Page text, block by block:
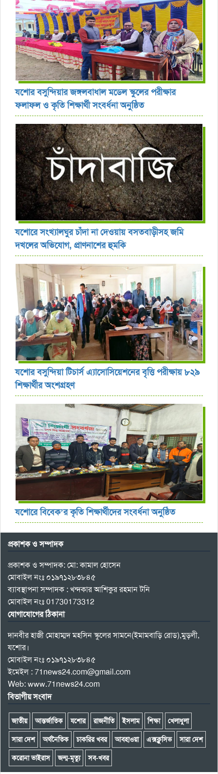
যশোর বসুন্দিয়ার জঙ্গলবাধাল মডেল স্কুলের পরীক্ষার
ফলাফল ও কৃতি শিক্ষার্থী সংবর্ধনা অনুষ্ঠিত
যশোরে সংখ্যালঘুর চাঁদা না দেওয়ায় বসতবাড়ীসহ জমি
দখলের অভিযোগ, প্রাণনাশের হুমকি
যশোর বসুন্দিয়া টিচার্স এ্যাসোসিয়েশনের বৃত্তি পরীক্ষায় ৮২৯
শিক্ষার্থীর অংশগ্রহণ
যশোরে বিবেক’র কৃতি শিক্ষার্থীদের সংবর্ধনা অনুষ্ঠিত
প্রকাশক ও সম্পাদক
প্রকাশক ও সম্পাদক: মো: কামাল হোসেন
মোবাইল নংঃ ০১৯৭১২৮৩৮৪৫
ব্যাবস্থাপনা সম্পাদক : খন্দকার আশিকুর রহমান টনি
মোবাইল নংঃ 01730173312
যোগাযোগের ঠিকানা
দানবীর হাজী মোহাম্মদ মহসিন স্কুলের সামনে(ইমামবাড়ি রোড),মুড়লী,
যশোর।
মোবাইল নংঃ ০১৯৭১২৮৩৮৪৫
ইমেইল : 71news24.com@gmail.com
Web: www.71news24.com
বিভাগীয় সংবাদ
জাতীয় আন্তর্জাতিক যশোর রাজনীতি ইসলাম শিক্ষা খেলাধুলা
সারা দেশ অর্থনৈতিক চাকরির খবর আবহাওয়া এক্সক্লুসিভ সারা দেশ
করোনা ভাইরাস জন্ম-মৃত্যু সব-খবর